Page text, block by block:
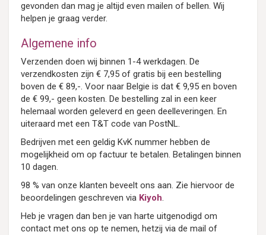
gevonden dan mag je altijd even mailen of bellen. Wij
helpen je graag verder.
Algemene info
Verzenden doen wij binnen 1-4 werkdagen. De
verzendkosten zijn € 7,95 of gratis bij een bestelling
boven de € 89,-. Voor naar Belgie is dat € 9,95 en boven
de € 99,- geen kosten. De bestelling zal in een keer
helemaal worden geleverd en geen deelleveringen. En
uiteraard met een T&T code van PostNL.
Bedrijven met een geldig KvK nummer hebben de
mogelijkheid om op factuur te betalen. Betalingen binnen
10 dagen.
98 % van onze klanten beveelt ons aan. Zie hiervoor de
beoordelingen geschreven via Kiyoh.
Heb je vragen dan ben je van harte uitgenodigd om
contact met ons op te nemen, hetzij via de mail of